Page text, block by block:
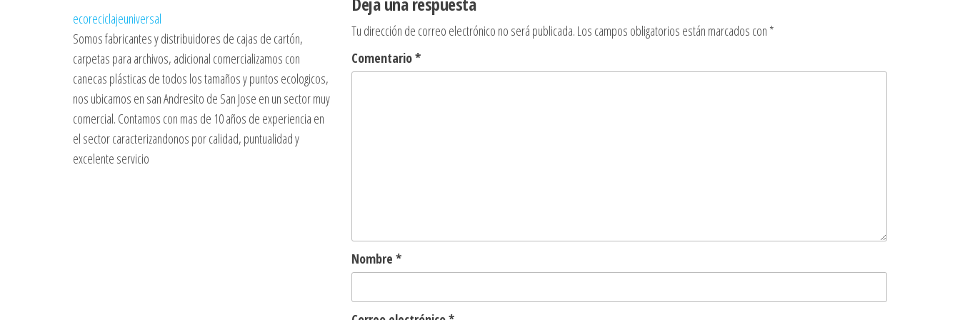
ecoreciclajeuniversal
Somos fabricantes y distribuidores de cajas de cartón,
carpetas para archivos, adicional comercializamos con
canecas plásticas de todos los tamaños y puntos ecologicos,
nos ubicamos en san Andresito de San Jose en un sector muy
comercial. Contamos con mas de 10 años de experiencia en
el sector caracterizandonos por calidad, puntualidad y
excelente servicio
Tu dirección de correo electrónico no será publicada. Los campos obligatorios están marcados con *
Comentario*
Nombre *